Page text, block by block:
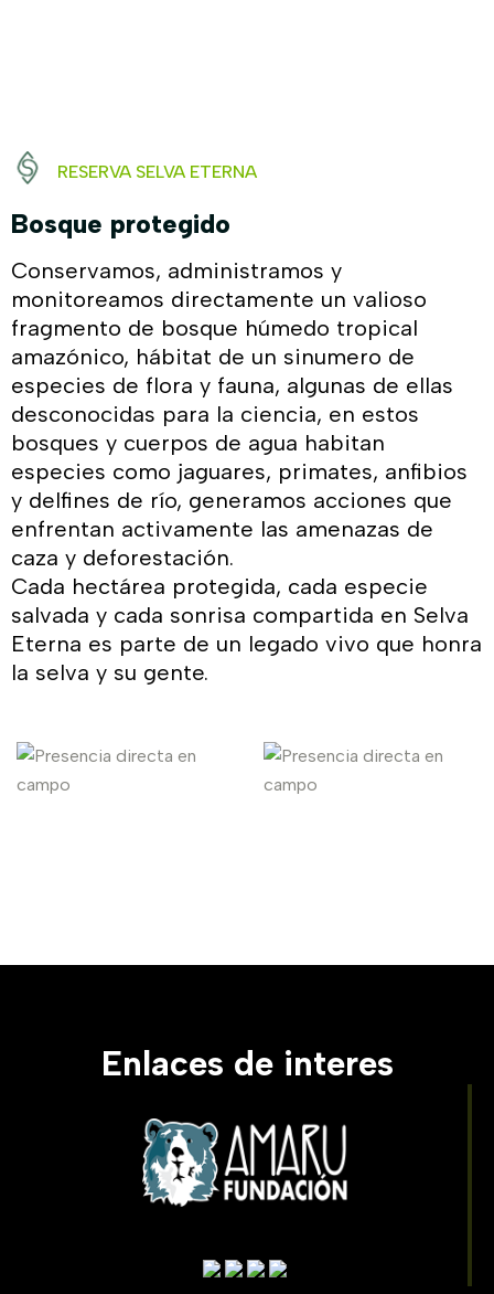
RESERVA SELVA ETERNA
Bosque protegido
Conservamos, administramos y
monitoreamos directamente un valioso
fragmento de bosque húmedo tropical
amazónico, hábitat de un sinumero de
especies de flora y fauna, algunas de ellas
desconocidas para la ciencia, en estos
bosques y cuerpos de agua habitan
especies como jaguares, primates, anfibios
y delfines de río, generamos acciones que
enfrentan activamente las amenazas de
caza y deforestación.
Cada hectárea protegida, cada especie
salvada y cada sonrisa compartida en Selva
Eterna es parte de un legado vivo que honra
la selva y su gente.
Enlaces de interes